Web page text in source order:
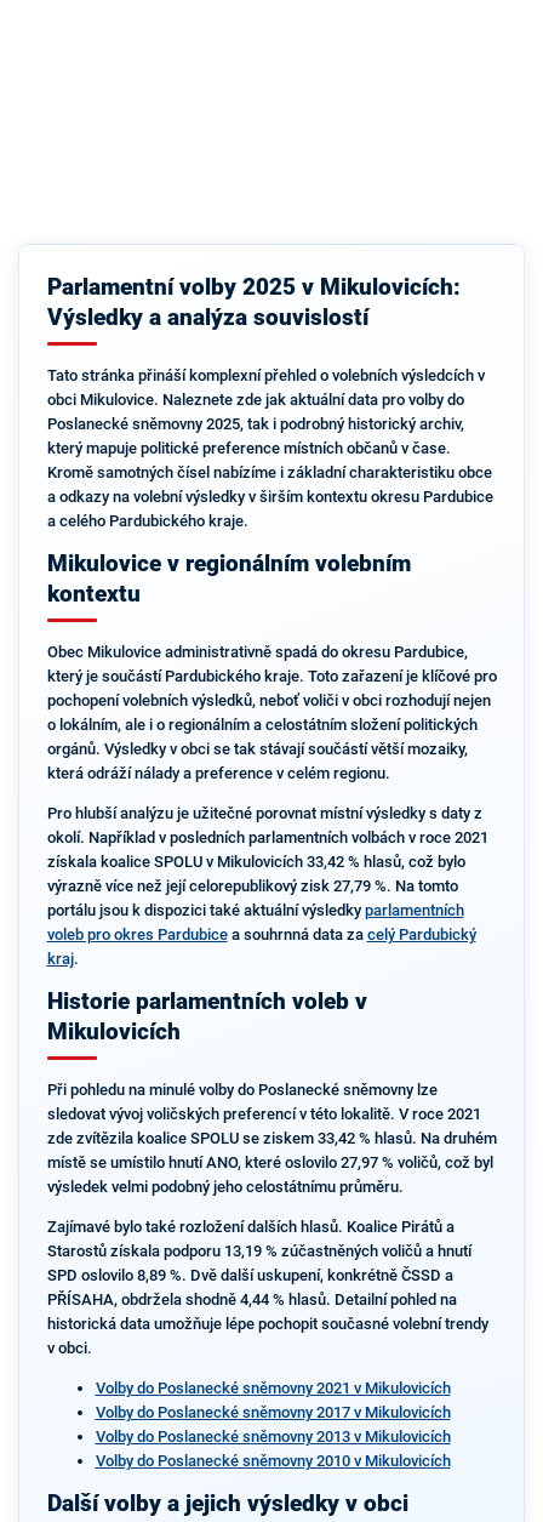
Parlamentní volby 2025 v Mikulovicích:
Výsledky a analýza souvislostí
Tato stránka přináší komplexní přehled o volebních výsledcích v
obci Mikulovice. Naleznete zde jak aktuální data pro volby do
Poslanecké sněmovny 2025, tak i podrobný historický archiv,
který mapuje politické preference místních občanů v čase.
Kromě samotných čísel nabízíme i základní charakteristiku obce
a odkazy na volební výsledky v širším kontextu okresu Pardubice
a celého Pardubického kraje.
Mikulovice v regionálním volebním
kontextu
Obec Mikulovice administrativně spadá do okresu Pardubice,
který je součástí Pardubického kraje. Toto zařazení je klíčové pro
pochopení volebních výsledků, neboť voliči v obci rozhodují nejen
o lokálním, ale i o regionálním a celostátním složení politických
orgánů. Výsledky v obci se tak stávají součástí větší mozaiky,
která odráží nálady a preference v celém regionu.
Pro hlubší analýzu je užitečné porovnat místní výsledky s daty z
okolí. Například v posledních parlamentních volbách v roce 2021
získala koalice SPOLU v Mikulovicích 33,42 % hlasů, což bylo
výrazně více než její celorepublikový zisk 27,79 %. Na tomto
portálu jsou k dispozici také aktuální výsledky parlamentních
voleb pro okres Pardubicea souhrnná data za celý Pardubický
kraj.
Historie parlamentních voleb v
Mikulovicích
Při pohledu na minulé volby do Poslanecké sněmovny lze
sledovat vývoj voličských preferencí v této lokalitě. V roce 2021
zde zvítězila koalice SPOLU se ziskem 33,42 % hlasů. Na druhém
místě se umístilo hnutí ANO, které oslovilo 27,97 % voličů, což byl
výsledek velmi podobný jeho celostátnímu průměru.
Zajímavé bylo také rozložení dalších hlasů. Koalice Pirátů a
Starostů získala podporu 13,19 % zúčastněných voličů a hnutí
SPD oslovilo 8,89 %. Dvě další uskupení, konkrétně ČSSD a
PŘÍSAHA, obdržela shodně 4,44 % hlasů. Detailní pohled na
historická data umožňuje lépe pochopit současné volební trendy
v obci.
Volby do Poslanecké sněmovny 2021 v Mikulovicích
Volby do Poslanecké sněmovny 2017 v Mikulovicích
Volby do Poslanecké sněmovny 2013 v Mikulovicích
Volby do Poslanecké sněmovny 2010 v Mikulovicích
Další volby a jejich výsledky v obci